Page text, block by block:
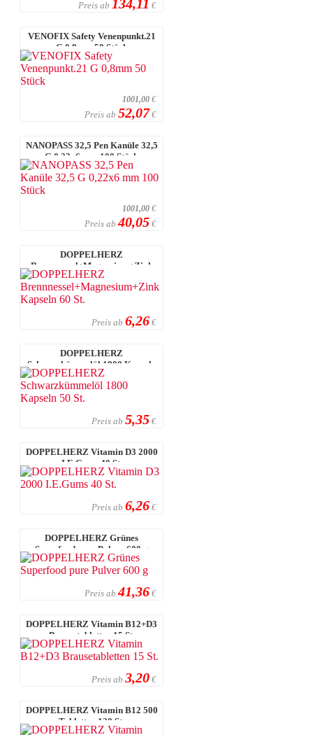
Preis ab 134,11 €
VENOFIX Safety Venenpunkt.21
G 0,8mm 50 Stück
1001,00 €
Preis ab 52,07 €
NANOPASS 32,5 Pen Kanüle 32,5
G 0,22x6 mm 100 Stück
1001,00 €
Preis ab 40,05 €
DOPPELHERZ
Brennnessel+Magnesium+Zink
Kapseln 60 St.
Preis ab 6,26 €
DOPPELHERZ
Schwarzkümmelöl 1800 Kapseln
50 St.
Preis ab 5,35 €
DOPPELHERZ Vitamin D3 2000
I.E.Gums 40 St.
Preis ab 6,26 €
DOPPELHERZ Grünes
Superfood pure Pulver 600 g
Preis ab 41,36 €
DOPPELHERZ Vitamin B12+D3
Brausetabletten 15 St.
Preis ab 3,20 €
DOPPELHERZ Vitamin B12 500
Tabletten 120 St.